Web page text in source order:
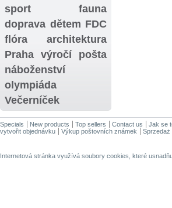
sport
fauna
doprava dětem FDC
flóra
architektura
Praha
výročí
pošta
náboženství
olympiáda
Večerníček
Specials New products Top sellers Contact us Jak se
vytvořit objednávku
Výkup poštovních známek Sprzedaż
Internetová stránka využívá soubory cookies, které